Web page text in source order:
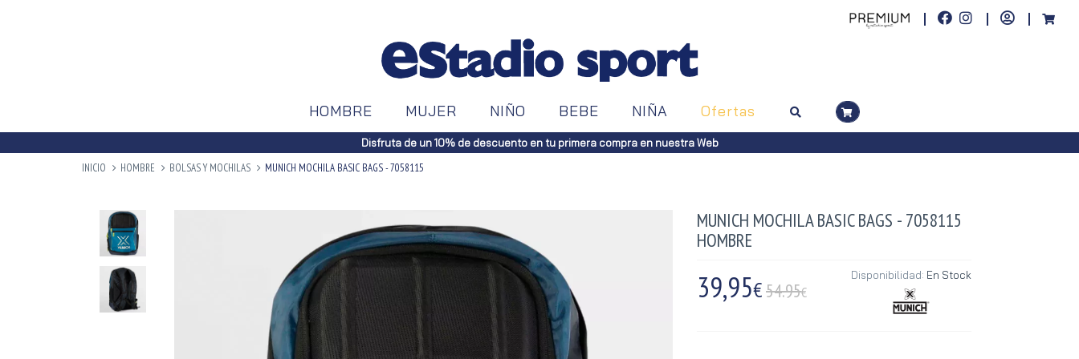
HOMBRE MUJER NIÑO BEBE NIÑA Ofertas
Disfruta de un 10% de descuento en tu primera compra en nuestra Web
INICIO HOMBRE BOLSAS Y MOCHILAS MUNICH MOCHILA BASIC BAGS - 7058115
MUNICH MOCHILA BASIC BAGS - 7058115
HOMBRE
39,95€54.95€
Disponibilidad: En Stock